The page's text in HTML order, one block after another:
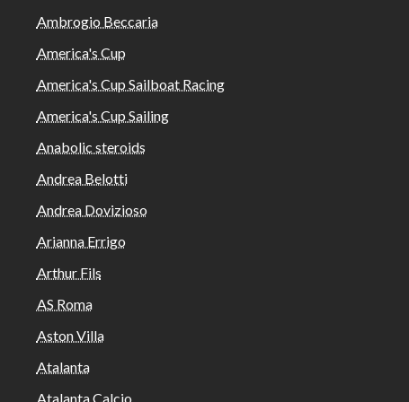
Ambrogio Beccaria
America's Cup
America's Cup Sailboat Racing
America's Cup Sailing
Anabolic steroids
Andrea Belotti
Andrea Dovizioso
Arianna Errigo
Arthur Fils
AS Roma
Aston Villa
Atalanta
Atalanta Calcio